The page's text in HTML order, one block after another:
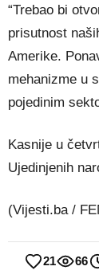
“Trebao bi
prisutnost
Amerike.
mehanizme u
pojedinim
Kasnije u
Ujedinjenih
(Vijesti.ba /
21 66